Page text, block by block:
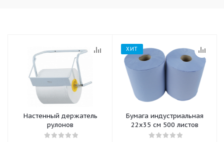
Настенный держатель
рулонов
ХИТ
Бумага индустриальная
22х35 см 500 листов